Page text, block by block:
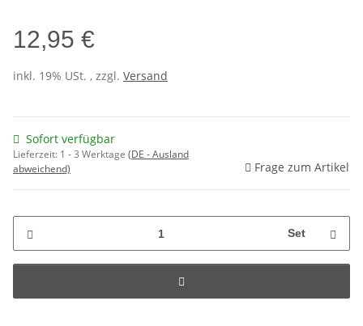
12,95 €
inkl. 19% USt. , zzgl. Versand
Sofort verfügbar
Lieferzeit: 1 - 3 Werktage (DE - Ausland
abweichend)
Frage zum Artikel
Set